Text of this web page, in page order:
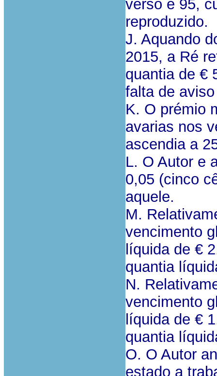
verso e 95,
reproduzido.
J. Aquando
2015, a Ré
quantia de €
falta de
K. O prémio
avarias nos
ascendia a
L. O Autor e
0,05 (cinco
aquele.
M.
vencimento
líquida de €
quantia
N.
vencimento
líquida de €
quantia
O. O Autor
estado a